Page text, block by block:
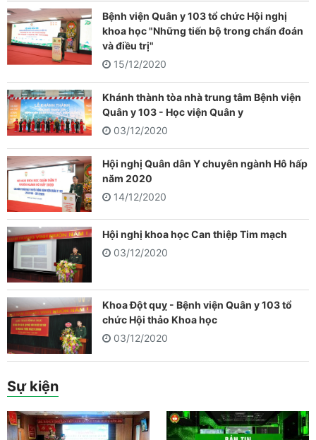
Bệnh viện Quân y 103 tổ chức Hội nghị
khoa học "Những tiến bộ trong chẩn đoán
và điều trị"
15/12/2020
Khánh thành tòa nhà trung tâm Bệnh viện
Quân y 103 - Học viện Quân y
03/12/2020
Hội nghị Quân dân Y chuyên ngành Hô hấp
năm 2020
14/12/2020
Hội nghị khoa học Can thiệp Tim mạch
03/12/2020
Khoa Đột quỵ - Bệnh viện Quân y 103 tổ
chức Hội thảo Khoa học
03/12/2020
Sự kiện